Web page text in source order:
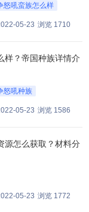
怒吼蛮族怎么样
浏览 1710
05-23
样？帝国种族详情介
怒吼种族
浏览 1586
05-23
源怎么获取？材料分
浏览 1772
05-23